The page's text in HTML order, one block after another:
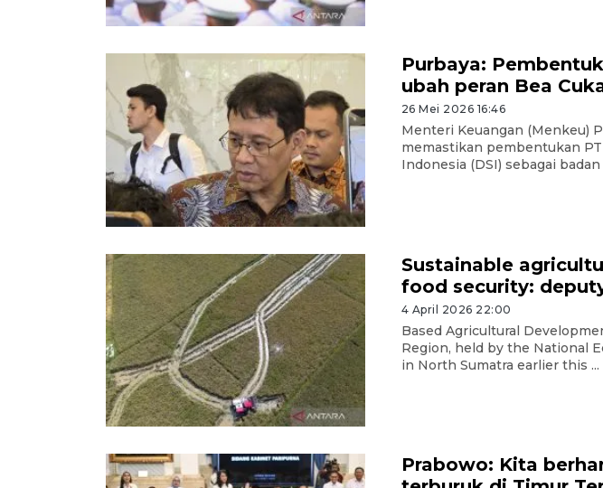
Purbaya:
ubah peran Bea
26 Mei 2026 16:46
Menteri Keuangan (Menkeu)
memastikan pembentukan
Indonesia (DSI) sebagai badan
Sustainable
food security:
4 April 2026 22:00
Based Agricultural
Region, held by the National
in North Sumatra earlier this ...
Prabowo: Kita7 Agustus 2026